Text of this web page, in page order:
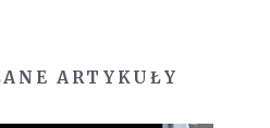
ARTYKUŁY